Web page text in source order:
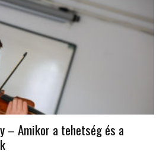
– Amikor a tehetség és a